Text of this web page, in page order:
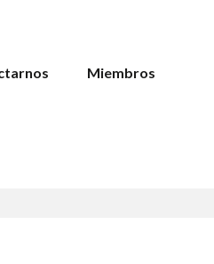
Miembros